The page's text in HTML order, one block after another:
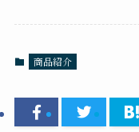
商品紹介